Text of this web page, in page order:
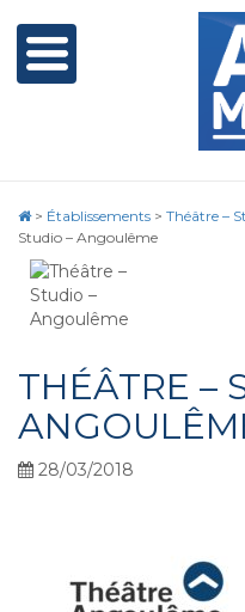
> Établissements > Théâtre –
Studio – Angoulême
THÉÂTRE –
28/03/2018